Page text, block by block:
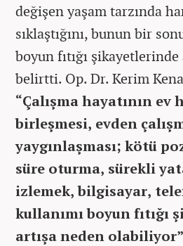
değişen yaşam tarzında
sıklaştığını, bunun bir
boyun fıtığı
belirtti. Op. Dr. Kerim
“Çalışma hayatının ev
birleşmesi, evden
yaygınlaşması; kötü
süre oturma, sürekli
izlemek, bilgisayar,
kullanımı boyun fıtığı
artışa neden olabiliyor”